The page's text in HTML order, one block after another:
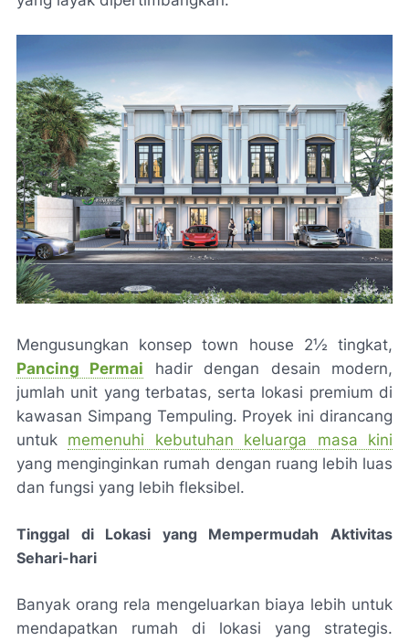
Mengusungkan konsep town house 2½ tingkat,
Pancing Permai hadir dengan desain modern,
jumlah unit yang terbatas, serta lokasi premium di
kawasan Simpang Tempuling. Proyek ini dirancang
untuk memenuhi kebutuhan keluarga masa kini
yang menginginkan rumah dengan ruang lebih luas
dan fungsi yang lebih fleksibel.
Tinggal di Lokasi yang Mempermudah Aktivitas
Sehari-hari
Banyak orang rela mengeluarkan biaya lebih untuk
mendapatkan rumah di lokasi yang strategis.